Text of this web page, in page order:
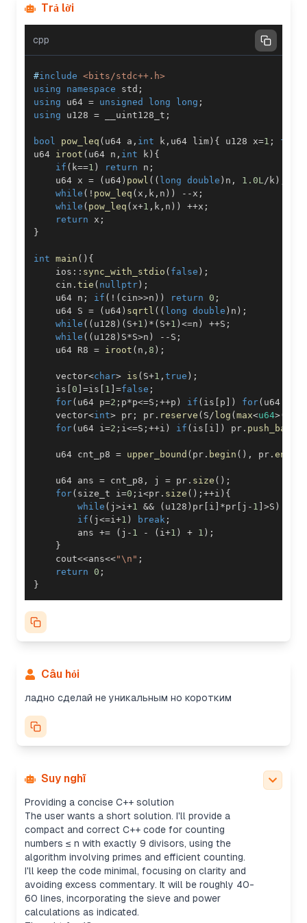
Trả lời
cpp
#include <bits/stdc++.h>
using
namespace std ;
using u64 = unsigned long long ;
using u128 = __uint128_t ;
bool pow_leq ( u64 a , int k , u64 lim ) { u128 x=1 ; for
u64 iroot ( u64 n , int k ) {
if ( k==1 ) return n ;
    u64 x
= ( u64 ) powl ( ( long double ) n , 1.0L / k )
while ( ! pow_leq ( x , k , n ) ) -- x ;
while ( pow_leq ( x+1 , k , n ) ) ++x ;
return x ;
}
int main ( ) {
    ios
:: sync_with_stdio ( false ) ;
    cin
. tie ( nullptr ) ;
    u64 n
; if ( ! ( cin>>n ) ) return 0 ;
    u64 S
= ( u64 ) sqrtl ( ( long double ) n ) ;
while ( ( u128 ) ( S+1 ) * ( S+1 ) <=n ) ++S ;
while ( ( u128 ) S*S>n ) -- S ;
    u64 R8
= iroot ( n , 8 ) ;
    vector
<char> is ( S+1 , true ) ;
    is
0 =is 1 =false ;
for( u64 p=2 ; p*p<=S ; ++p ) if ( is p ) for( u64 x
    vector
<int> pr ; pr . reserve ( S / log ( max<u64>(
for( u64 i =2 ; i <=S ; ++i ) if ( is i ) pr . push_back
    u64 cnt_p8
= upper_bound ( pr . begin ( ) , pr . end
    u64 ans
= cnt_p8 , j = pr . size ( ) ;
for( size_t i =0 ; i <pr . size ( ) ; ++i ) {
while ( j >i +1 && ( u128 ) pr i *pr j - 1 >S )
if ( j <=i +1 ) break ;
        ans
+= ( j - 1 - ( i +1 ) + 1 ) ;
}
    cout
<<ans<<"\n" ;
return 0 ;
}
Câu hỏi
ладно сделай не уникальным но коротким
Suy nghĩ
Providing a concise C++ solution
The user wants a short solution. I'll provide a
compact and correct C++ code for counting
numbers ≤ n with exactly 9 divisors, using the
algorithm involving primes and efficient counting.
I'll keep the code minimal, focusing on clarity and
avoiding excess commentary. It will be roughly 40-
60 lines, incorporating the sieve and power
calculations as indicated.